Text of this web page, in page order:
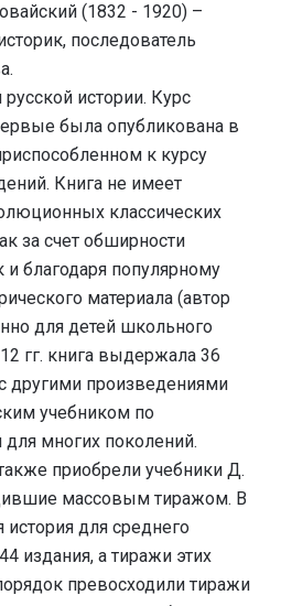
(1832 - 1920) –
последователь
истории. Курс
была опубликована в
к курсу
Книга не имеет
классических
за счет обширности
и благодаря популярному
материала (автор
для детей школьного
гг. книга выдержала 36
другими произведениями
учебником по
для многих поколений.
приобрели учебники Д.
массовым тиражом. В
история для среднего
издания, а тиражи этих
превосходили тиражи